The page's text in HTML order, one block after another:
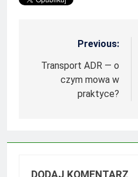
Nawigacja
wpisu
Previous:
Transport ADR — o
czym mowa w
praktyce?
DODAJ KOMENTARZ